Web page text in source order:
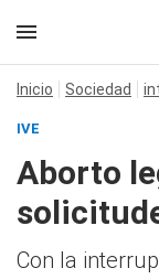
Inicio Sociedad
IVE
Aborto
Con la